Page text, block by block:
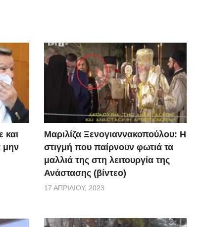
και
μην
Μαριλίζα Ξενογιαννακοπούλου: Η
στιγμή που παίρνουν φωτιά τα
μαλλιά της στη λειτουργία της
Ανάστασης (βίντεο)
17 ΑΠΡΙΛΊΟΥ, 2023